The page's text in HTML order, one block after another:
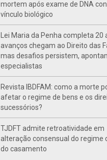
mortem após exame de DNA
vínculo biológico
Lei Maria da Penha completa 20
avanços chegam ao Direito das
mas desafios persistem,
especialistas
Revista IBDFAM: como a morte
afetar o regime de bens e os
sucessórios?
TJDFT admite retroatividade em
alteração consensual do regime
do casamento